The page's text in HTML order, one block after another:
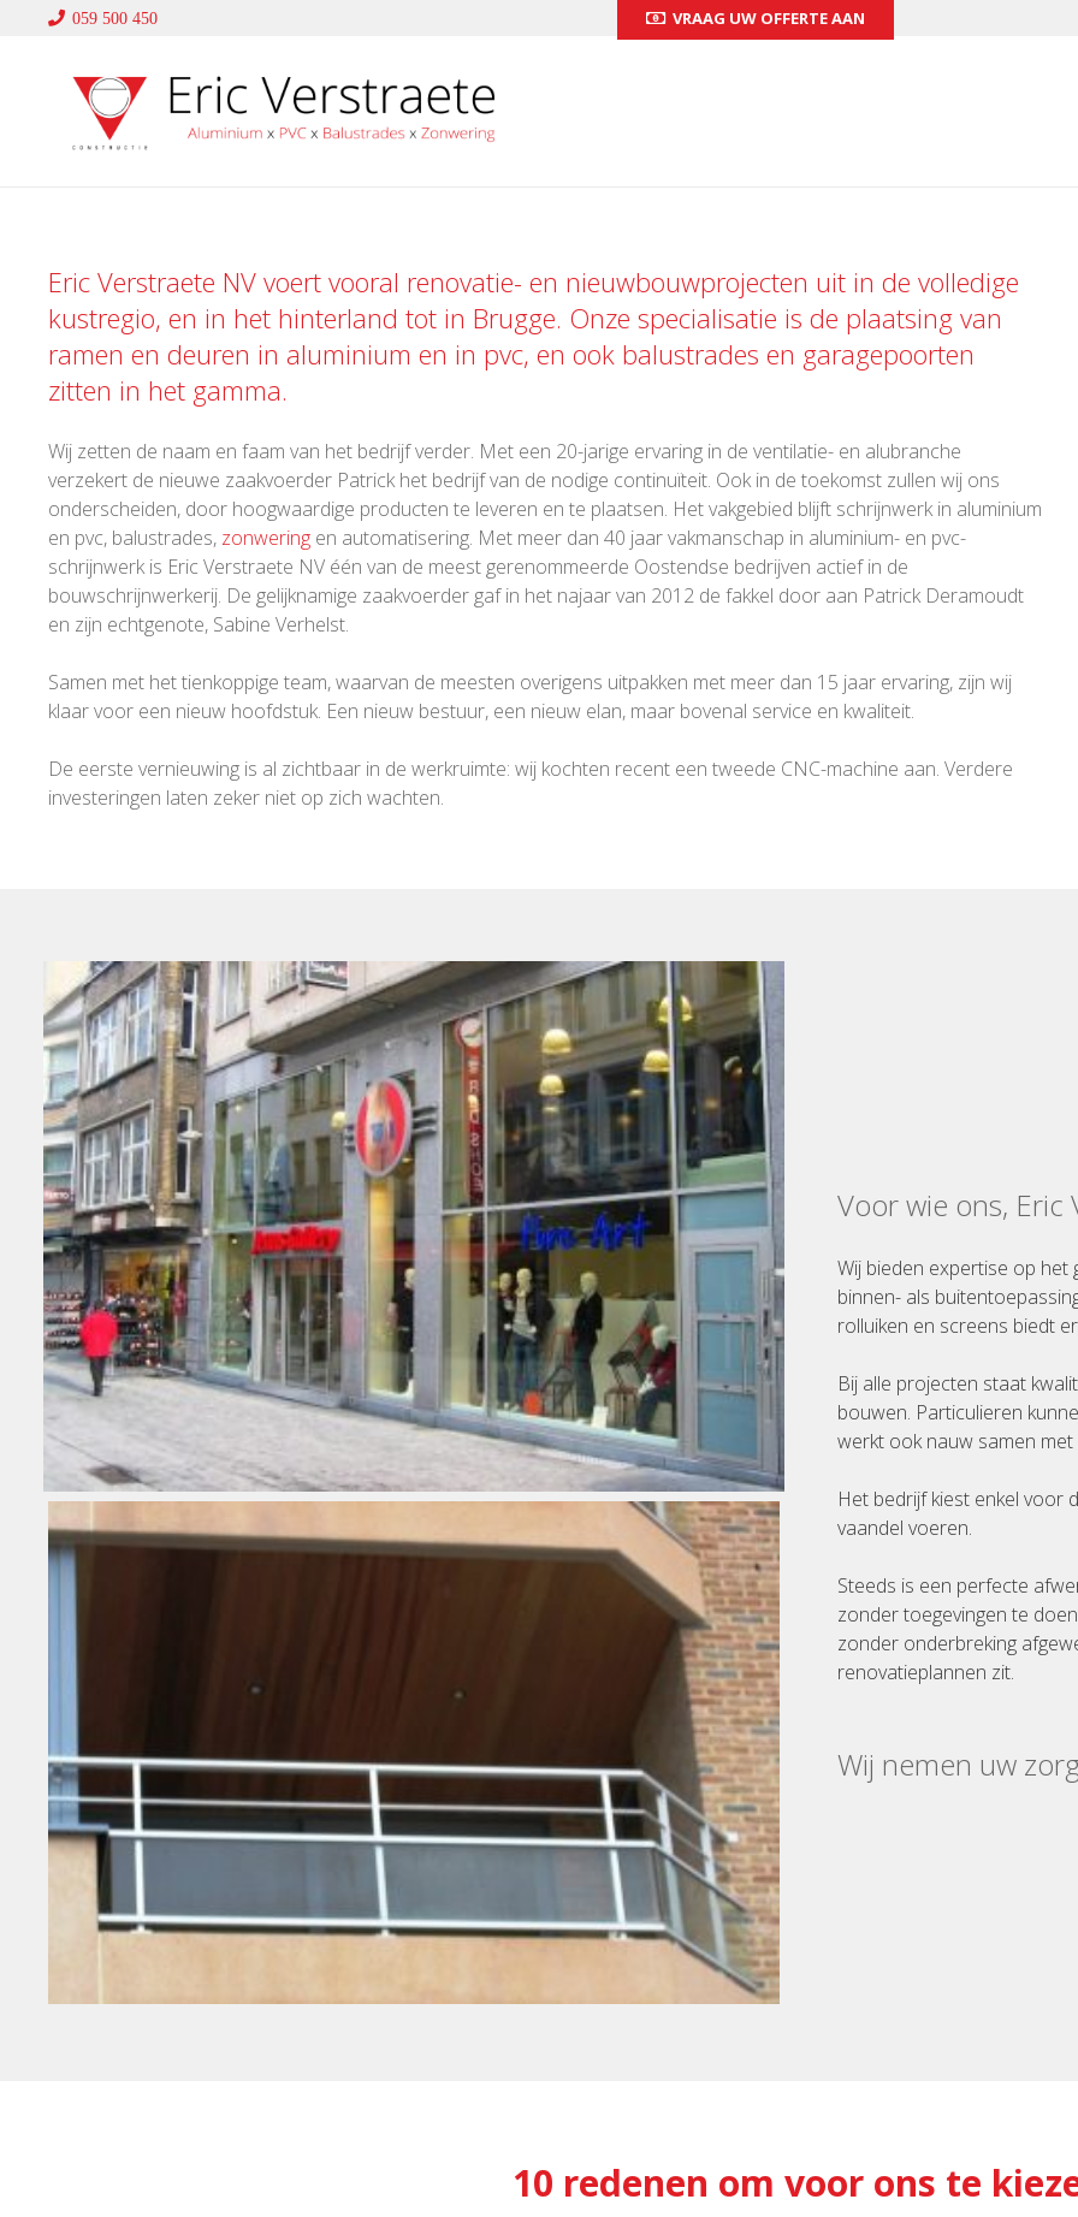
059 500 450 VRAAG UW OFFERTE AAN
Eric Verstraete NV voert vooral renovatie- en nieuwbouwprojecten uit in de volledige
kustregio, en in het hinterland tot in Brugge. Onze specialisatie is de plaatsing van
ramen en deuren in aluminium en in pvc, en ook balustrades en garagepoorten
zitten in het gamma.
Wij zetten de naam en faam van het bedrijf verder. Met een 20-jarige ervaring in de ventilatie- en alubranche
verzekert de nieuwe zaakvoerder Patrick het bedrijf van de nodige continuïteit. Ook in de toekomst zullen wij ons
onderscheiden, door hoogwaardige producten te leveren en te plaatsen. Het vakgebied blijft schrijnwerk in aluminium
en pvc, balustrades, zonwering en automatisering. Met meer dan 40 jaar vakmanschap in aluminium- en pvc-
schrijnwerk is Eric Verstraete NV één van de meest gerenommeerde Oostendse bedrijven actief in de
bouwschrijnwerkerij. De gelijknamige zaakvoerder gaf in het najaar van 2012 de fakkel door aan Patrick Deramoudt
en zijn echtgenote, Sabine Verhelst.
Samen met het tienkoppige team, waarvan de meesten overigens uitpakken met meer dan 15 jaar ervaring, zijn wij
klaar voor een nieuw hoofdstuk. Een nieuw bestuur, een nieuw elan, maar bovenal service en kwaliteit.
De eerste vernieuwing is al zichtbaar in de werkruimte: wij kochten recent een tweede CNC-machine aan. Verdere
investeringen laten zeker niet op zich wachten.
Voor wie ons, Eric
Wij bieden expertise op het
binnen- als
rolluiken en screens biedt
Bij alle projecten staat
bouwen. Particulieren
werkt ook nauw samen
Het bedrijf kiest enkel voor
vaandel voeren.
Steeds is een perfecte
zonder toegevingen te
zonder onderbreking
renovatieplannen zit.
Wij nemen uw
10 redenen om voor ons te